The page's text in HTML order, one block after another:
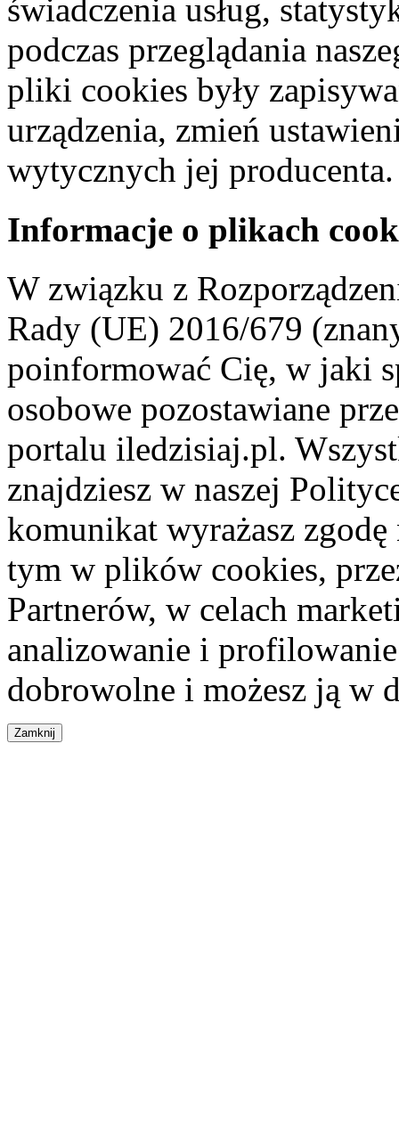
świadczenia usług,
podczas przeglądania
pliki cookies były
urządzenia, zmień
wytycznych jej producenta.
Informacje o plikach
W związku z
Rady (UE) 2016/679
poinformować Cię, w jaki
osobowe pozostawiane
portalu iledzisiaj.pl.
znajdziesz w naszej
komunikat wyrażasz
tym w plików cookies,
Partnerów, w celach
analizowanie i
dobrowolne i możesz ją w